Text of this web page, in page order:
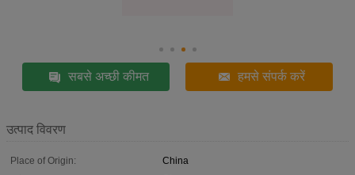
सबसे अच्छी कीमत हमसे संपर्क करें
उत्पाद विवरण
Place of Origin:
China